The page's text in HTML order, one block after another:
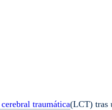
traumática(LCT) tras